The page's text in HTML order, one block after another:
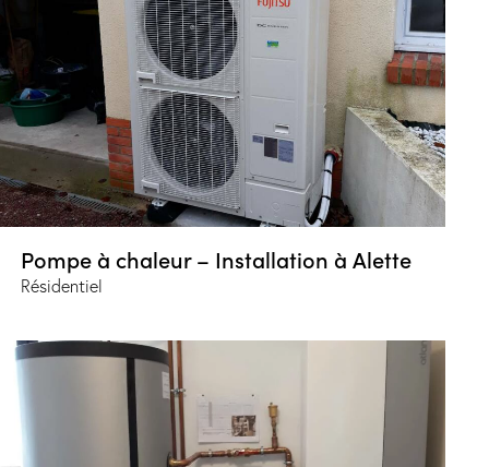
Pompe à chaleur – Installation à Alette
Résidentiel